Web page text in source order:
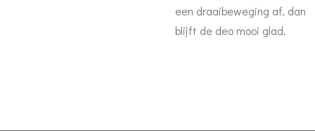
een draaibeweging af, dan
blijft de deo mooi glad.